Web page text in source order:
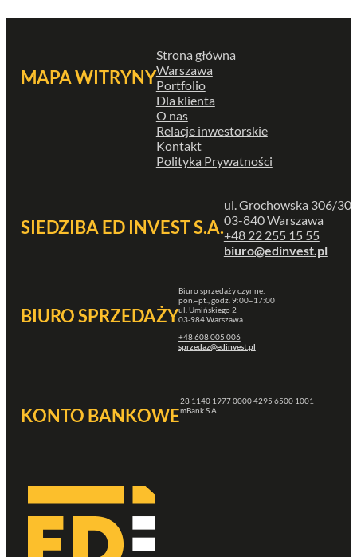
MAPA WITRYNY
Strona główna
Warszawa
Portfolio
Dla klienta
O nas
Relacje inwestorskie
Kontakt
Polityka Prywatności
SIEDZIBA ED INVEST S.A.
ul. Grochowska 306/
03-840 Warszawa
+48 22 255 15 55
biuro@edinvest.pl
BIURO SPRZEDAŻY
Biuro sprzedaży czynne:
pon.–pt., godz. 9:00–17:00
ul. Umińskiego 2
03-984 Warszawa
+48 608 005 006
sprzedaz@edinvest.pl
KONTO BANKOWE
28 1140 1977 0000 4295 6500 1001
mBank S.A.